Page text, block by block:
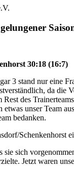
30:18 (16:7)
3 stand nur eine
da
Rest des
unser Team
bedanken.
Schenkenhorst
sie sich
Jetzt waren